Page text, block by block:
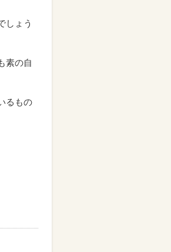
しょう
素の自
るもの